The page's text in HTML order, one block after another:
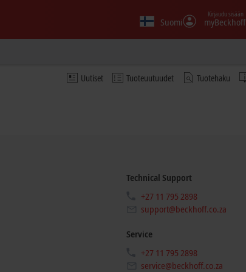
Suomi myBeckhoff
Kirjaudu sisään
Uutiset Tuoteuutuudet Tuotehaku
Technical Support
+27 11 795 2898
support@beckhoff.co.za
Service
+27 11 795 2898
service@beckhoff.co.za